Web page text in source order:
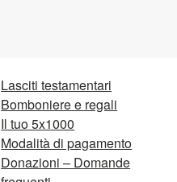
Lasciti testamentari
Bomboniere e regali
Il tuo 5x1000
Modalità di pagamento
Donazioni – Domande